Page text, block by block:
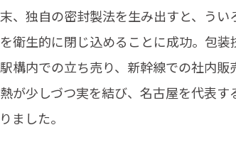
、独自の密封製法を生み出すと、うい
衛生的に閉じ込めることに成功。包装
構内での立ち売り、新幹線での社内販
が少しづつ実を結び、名古屋を代表す
ました。